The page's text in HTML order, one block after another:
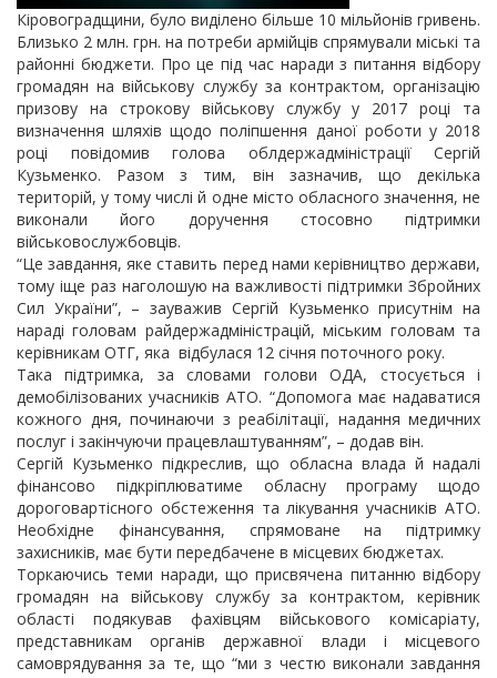
Кіровоградщини, було виділено більше 10 мільйонів гривень.
Близько 2 млн. грн. на потреби армійців спрямували міські та
районні бюджети. Про це під час наради з питання відбору
громадян на військову службу за контрактом, організацію
призову на строкову військову службу у 2017 році та
визначення шляхів щодо поліпшення даної роботи у 2018
році повідомив голова облдержадміністрації Сергій
Кузьменко. Разом з тим, він зазначив, що декілька
територій, у тому числі й одне місто обласного значення, не
виконали його доручення стосовно підтримки
військовослужбовців.
“Це завдання, яке ставить перед нами керівництво держави,
тому іще раз наголошую на важливості підтримки Збройних
Сил України”, – зауважив Сергій Кузьменко присутнім на
нараді головам райдержадміністрацій, міським головам та
керівникам ОТГ, яка відбулася 12 січня поточного року.
Така підтримка, за словами голови ОДА, стосується і
демобілізованих учасників АТО. “Допомога має надаватися
кожного дня, починаючи з реабілітації, надання медичних
послуг і закінчуючи працевлаштуванням”, – додав він.
Сергій Кузьменко підкреслив, що обласна влада й надалі
фінансово підкріплюватиме обласну програму щодо
дороговартісного обстеження та лікування учасників АТО.
Необхідне фінансування, спрямоване на підтримку
захисників, має бути передбачене в місцевих бюджетах.
Торкаючись теми наради, що присвячена питанню відбору
громадян на військову службу за контрактом, керівник
області подякував фахівцям військового комісаріату,
представникам органів державної влади і місцевого
самоврядування за те, що “ми з честю виконали завдання